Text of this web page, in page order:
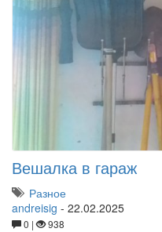
Вешалка в гараж
Разное
andreisig - 22.02.2025
0 | 938